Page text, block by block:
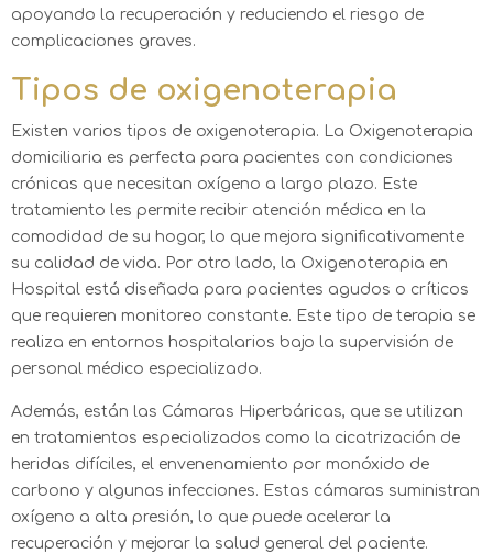
apoyando la recuperación y reduciendo el riesgo de
complicaciones graves.
Tipos de oxigenoterapia
Existen varios tipos de oxigenoterapia. La Oxigenoterapia
domiciliaria es perfecta para pacientes con condiciones
crónicas que necesitan oxígeno a largo plazo. Este
tratamiento les permite recibir atención médica en la
comodidad de su hogar, lo que mejora significativamente
su calidad de vida. Por otro lado, la Oxigenoterapia en
Hospital está diseñada para pacientes agudos o críticos
que requieren monitoreo constante. Este tipo de terapia se
realiza en entornos hospitalarios bajo la supervisión de
personal médico especializado.
Además, están las Cámaras Hiperbáricas, que se utilizan
en tratamientos especializados como la cicatrización de
heridas difíciles, el envenenamiento por monóxido de
carbono y algunas infecciones. Estas cámaras suministran
oxígeno a alta presión, lo que puede acelerar la
recuperación y mejorar la salud general del paciente.